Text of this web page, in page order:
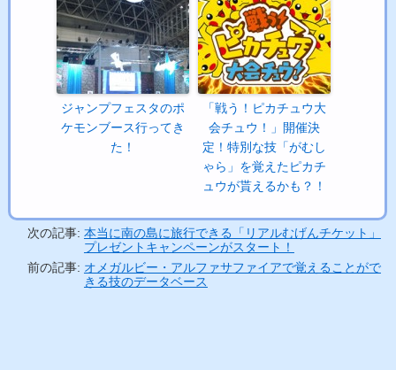
ジャンプフェスタのポ
ケモンブース行ってき
た！
「戦う！ピカチュウ大
会チュウ！」開催決
定！特別な技「がむし
ゃら」を覚えたピカチ
ュウが貰えるかも？！
次の記事: 本当に南の島に旅行できる「リアルむげんチケット」
プレゼントキャンペーンがスタート！
前の記事: オメガルビー・アルファサファイアで覚えることがで
きる技のデータベース